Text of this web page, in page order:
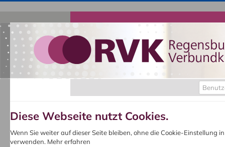
Diese Webseite nutzt Cookies.
Wenn Sie weiter auf dieser Seite bleiben, ohne die Cookie-Einstellung
verwenden. Mehr erfahren